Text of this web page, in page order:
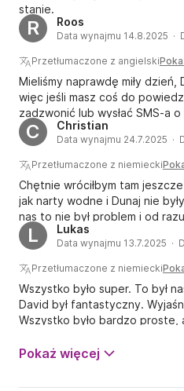
najwyższej klasy. Jedna mała
dodaj do oferty, że kaucja jest
nam się to załatwić i wszystko
stanie.
R Roos
Data wynajmu 14.8.2025 ·
Przetłumaczone z angielski
Mieliśmy naprawdę miły
więc jeśli masz coś do
zadzwonić lub wysłać SMS-a
C Christian
Data wynajmu 24.7.2025 ·
Przetłumaczone z niemiecki
Chętnie wróciłbym tam
jak narty wodne i Dunaj nie
nas to nie był problem i od
miejsce ponownie.
L Lukas
Data wynajmu 13.7.2025 ·
Przetłumaczone z niemiecki
Wszystko było super. To był
David był fantastyczny.
Wszystko było bardzo proste,
napojami był po prostu
Pokaż więcej